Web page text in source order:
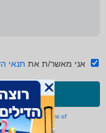
אני מאשר/ת את תנאי
Policyand Terms of